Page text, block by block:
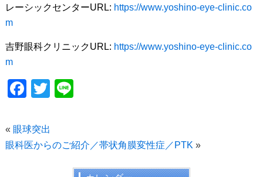
レーシックセンターURL: https://www.yoshino-eye-clinic.co
m
吉野眼科クリニックURL: https://www.yoshino-eye-clinic.co
m
F
c
e
T
er
« 眼球突出
眼科医からのご紹介／帯状角膜変性症／PTK »